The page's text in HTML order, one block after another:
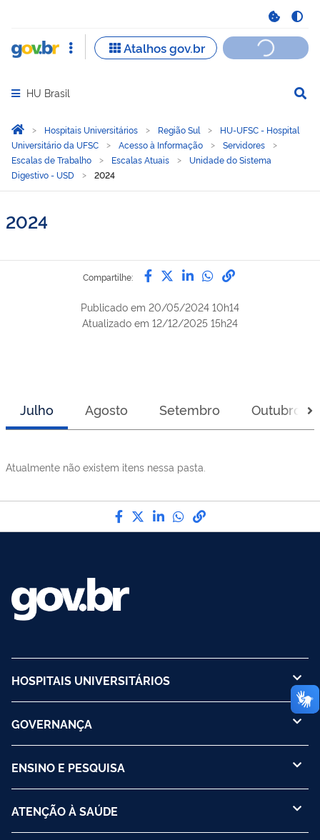
Abrir menu principal de navegação
HU Brasil
Você está aqui:
Página Inicial
Hospitais Universitários Região Sul
HU-UFSC - Hospital
Universitário da UFSC
Acesso à Informação
Servidores
Escalas de Trabalho
Escalas Atuais
Unidade do Sistema
Digestivo - USD
2024
2024
Compartilhe: Compartilhe por Facebook
Compartilhe por Twitter
Compartilhe por
Compartilhe
link para
Publicado em 20/05/2024 10h14
Atualizado em 12/12/2025 15h24
Julho Agosto Setembro Outubro
Atualmente não existem itens nessa pasta.
Compartilhe por Facebook
Compartilhe por Twitter
Compartilhe por
Compartilhe por
link para Copiar
HOSPITAIS UNIVERSITÁRIOS
GOVERNANÇA
ENSINO E PESQUISA
ATENÇÃO À SAÚDE